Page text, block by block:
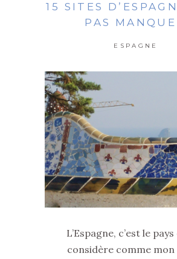
15 SITES
PAS
ESPAGNE
L’Espagne, c’est le
considère comme mon